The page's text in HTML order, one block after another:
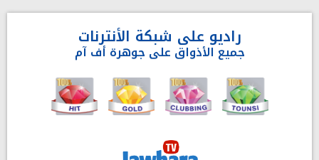
راديو على شبكة الأنترنات
جميع الأذواق على جوهرة أف آم